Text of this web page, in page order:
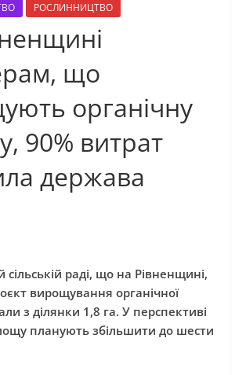
РОСЛИННИЦТВО
що
органічну
90% витрат
держава
сільській раді, що на Рівненщині,
вирощування органічної
з ділянки 1,8 га. У перспективі
планують збільшити до шести